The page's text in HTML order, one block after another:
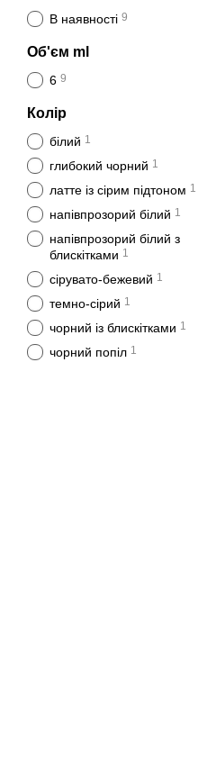
В наявності 9
Об'єм ml
6 9
Колір
білий 1
глибокий чорний 1
латте із сірим підтоном 1
напівпрозорий білий 1
напівпрозорий білий з
блискітками 1
сірувато-бежевий 1
темно-сірий 1
чорний із блискітками 1
чорний попіл 1